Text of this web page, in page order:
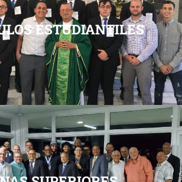
ESTUDIANTILES